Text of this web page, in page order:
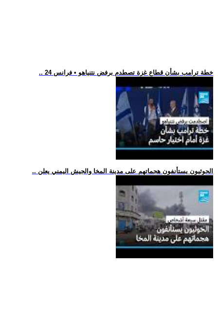
.. خطة ترامب بشأن قطاع غزة تصطدم برفض نتنياهو • فرانس 24
.. الحوثيون يستأنفون هجماتهم على مدينة المخا والجيش اليمني يعلن